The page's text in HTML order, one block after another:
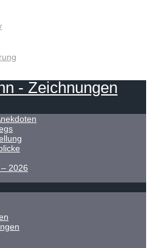
- Zeichnungen
2026